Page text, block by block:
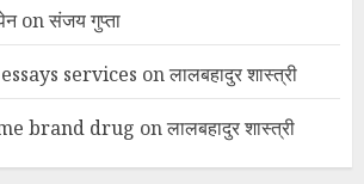
onसंजय गुप्ता
services onलालबहादुर शास्त्री
brand drug onलालबहादुर शास्त्री